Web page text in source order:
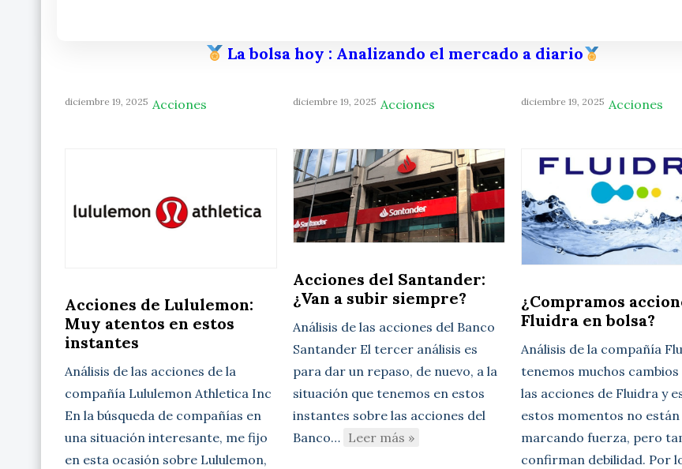
La bolsa hoy : Analizando el mercado a diario
diciembre 19, 2025 Acciones
Acciones de Lululemon:
Muy atentos en estos
instantes
Análisis de las acciones de la
compañía Lululemon Athletica Inc
En la búsqueda de compañías en
una situación interesante, me fijo
en esta ocasión sobre Lululemon,
diciembre 19, 2025 Acciones
Acciones del Santander:
¿Van a subir siempre?
Análisis de las acciones del Banco
Santander El tercer análisis es
para dar un repaso, de nuevo, a la
situación que tenemos en estos
instantes sobre las acciones del
Banco… Leer más »
diciembre 19, 2025 Acciones
¿Compramos
Fluidra en bolsa?
Análisis de la compañía
tenemos muchos
las acciones de Fluidra y
estos momentos no están
marcando fuerza, pero
confirman debilidad. Por